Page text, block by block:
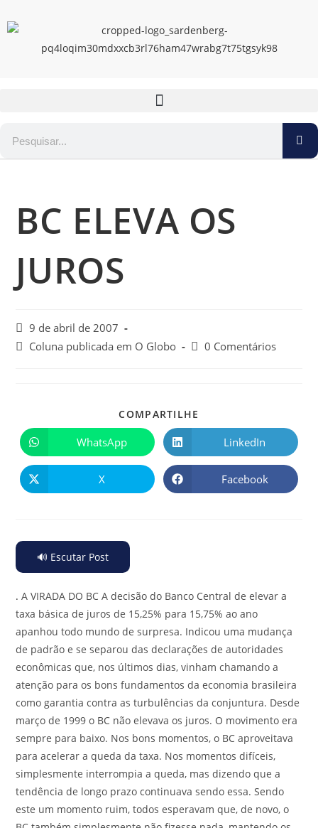
BC ELEVA OS
JUROS
9 de abril de 2007
Coluna publicada em O Globo
0 Comentários
COMPARTILHE
WhatsApp LinkedIn
X Facebook
🔊 Escutar Post
. A VIRADA DO BC A decisão do Banco Central de elevar a
taxa básica de juros de 15,25% para 15,75% ao ano
apanhou todo mundo de surpresa. Indicou uma mudança
de padrão e se separou das declarações de autoridades
econômicas que, nos últimos dias, vinham chamando a
atenção para os bons fundamentos da economia brasileira
como garantia contra as turbulências da conjuntura. Desde
março de 1999 o BC não elevava os juros. O movimento era
sempre para baixo. Nos bons momentos, o BC aproveitava
para acelerar a queda da taxa. Nos momentos difíceis,
simplesmente interrompia a queda, mas dizendo que a
tendência de longo prazo continuava sendo essa. Sendo
este um momento ruim, todos esperavam que, de novo, o